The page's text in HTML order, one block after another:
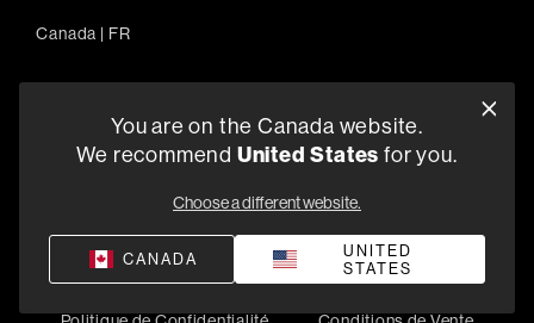
Canada | FR
5541 Fermi Court Carlsbad, CA 92008
You are on the Canada website.
We recommend United States for you.
Choose a different website.
CANADA
UNITED
STATES